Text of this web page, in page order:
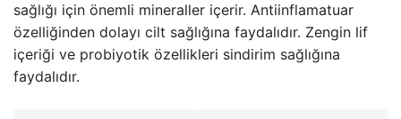
sağlığı için önemli mineraller içerir. Antiinflamatuar
özelliğinden dolayı cilt sağlığına faydalıdır. Zengin lif
içeriği ve probiyotik özellikleri sindirim sağlığına
faydalıdır.